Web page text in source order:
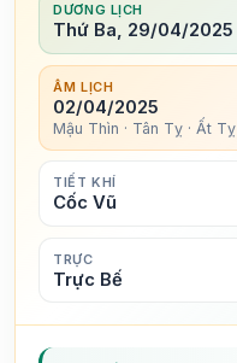
DƯƠNG LỊCH
Thứ Ba, 29/04/2025
ÂM LỊCH
02/04/2025
Mậu Thìn · Tân Tỵ · Ất Tỵ
TIẾT KHÍ
Cốc Vũ
TRỰC
Trực Bế